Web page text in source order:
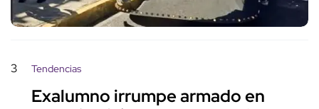
3 Tendencias
Exalumno irrumpe armado en